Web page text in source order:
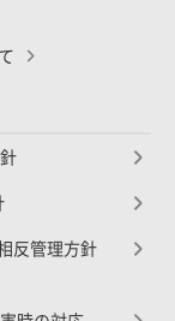
反管理方針